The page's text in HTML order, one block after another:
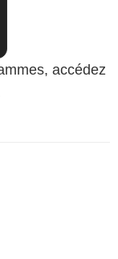
accédez